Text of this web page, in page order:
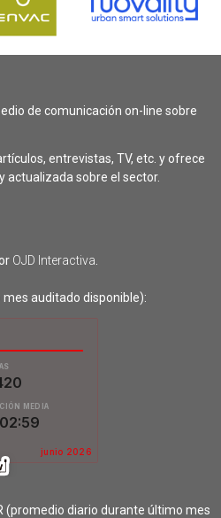
de comunicación on-line sobre
entrevistas, TV, etc. y ofrece
actualizada sobre el sector.
OJD Interactiva
mes auditado disponible):
(promedio diario durante último mes